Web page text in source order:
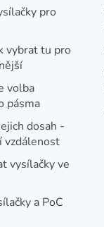
pro
vybrat tu pro
volba
pásma
dosah -
vzdálenost
vysílačky ve
a PoC